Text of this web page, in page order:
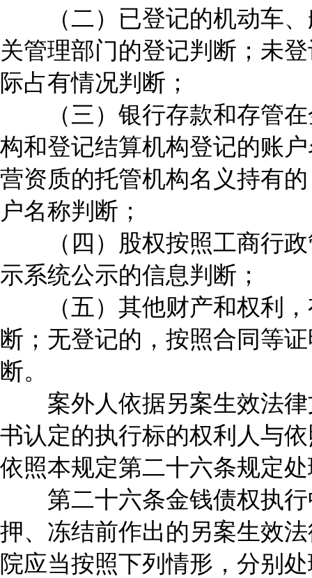
（二）已登记的机动车、
关管理部门的登记判断；未
际占有情况判断；
（三）银行存款和存管在
构和登记结算机构登记的账
营资质的托管机构名义持有
户名称判断；
（四）股权按照工商行政
示系统公示的信息判断；
（五）其他财产和权利，
断；无登记的，按照合同等
断。
案外人依据另案生效法律
书认定的执行标的权利人与
依照本规定第二十六条规定
第二十六条金钱债权执行
押、冻结前作出的另案生效
院应当按照下列情形，分别